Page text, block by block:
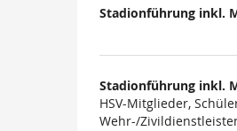
Produkte
Stadionführung inkl.
Stadionführung inkl.
HSV-Mitglieder,
Wehr-/